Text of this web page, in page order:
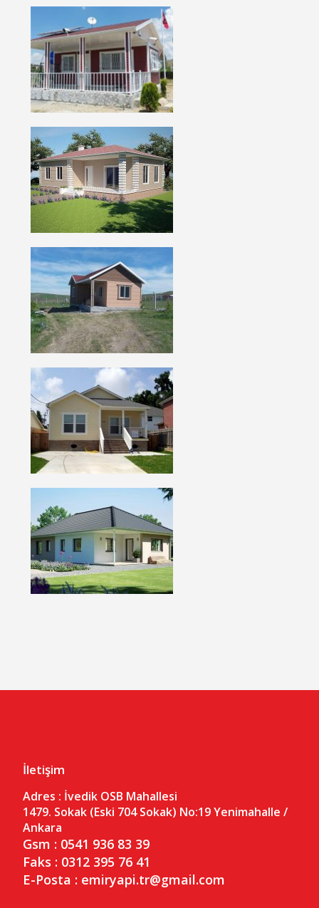
İletişim
Adres : İvedik OSB Mahallesi
1479. Sokak (Eski 704 Sokak) No:19 Yenimahalle /
Ankara
Gsm : 0541 936 83 39
Faks : 0312 395 76 41
E-Posta : emiryapi.tr@gmail.com